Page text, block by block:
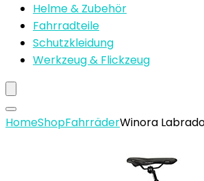
Helme & Zubehör
Fahrradteile
Schutzkleidung
Werkzeug & Flickzeug
HomeShopFahrräderWinora